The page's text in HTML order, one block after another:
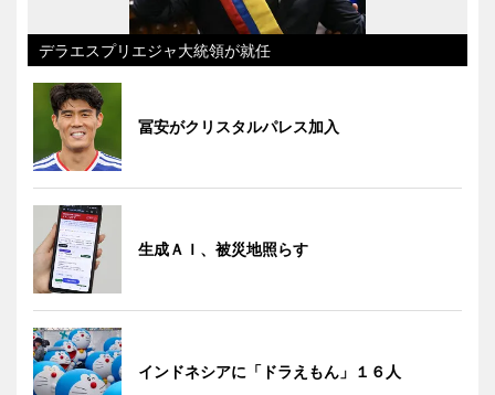
デラエスプリエジャ大統領が就任
冨安がクリスタルパレス加入
生成ＡＩ、被災地照らす
インドネシアに「ドラえもん」１６人